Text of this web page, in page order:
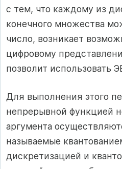
с тем, что каждому из
конечного множества
число, возникает
цифровому
позволит использовать
Для выполнения этого
непрерывной функцией
аргумента
называемые
дискретизацией и